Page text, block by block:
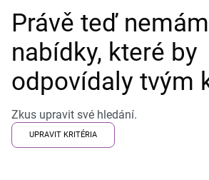
Právě teď
nabídky, které by
odpovídaly tvým
Zkus upravit své hledání.
UPRAVIT KRITÉRIA